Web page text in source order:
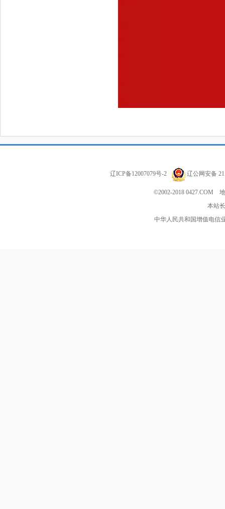
辽ICP备12007079号-2 辽公网安备
©2002-2018 0427.COM
本站
中华人民共和国增值电信